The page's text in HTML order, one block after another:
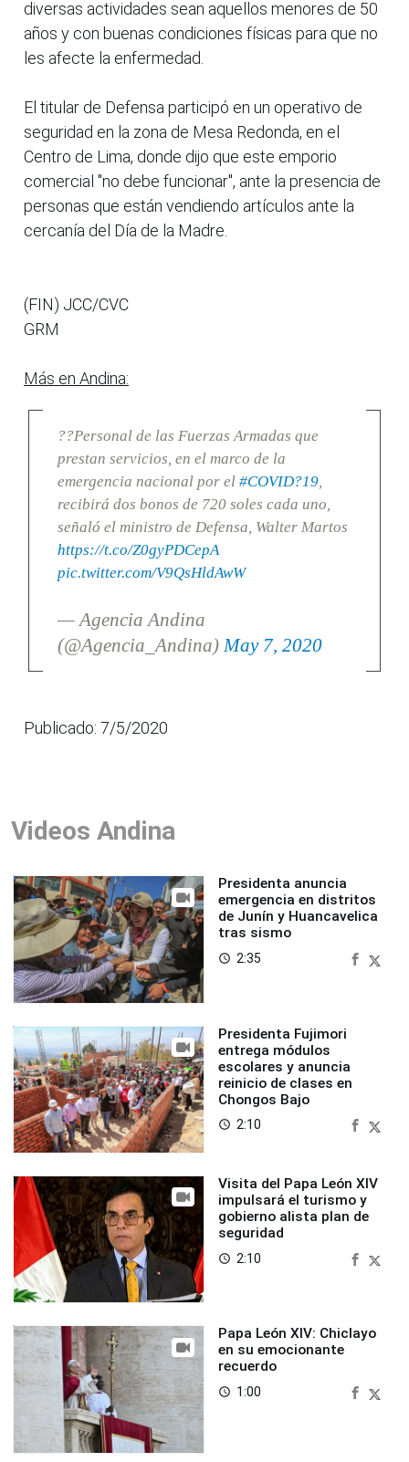
diversas actividades sean aquellos menores de 50
años y con buenas condiciones físicas para que no
les afecte la enfermedad.
El titular de Defensa participó en un operativo de
seguridad en la zona de Mesa Redonda, en el
Centro de Lima, donde dijo que este emporio
comercial "no debe funcionar", ante la presencia de
personas que están vendiendo artículos ante la
cercanía del Día de la Madre.
(FIN) JCC/CVC
GRM
Más en Andina:
??Personal de las Fuerzas Armadas que
prestan servicios, en el marco de la
emergencia nacional por el #COVID?19,
recibirá dos bonos de 720 soles cada uno,
señaló el ministro de Defensa, Walter Martos
https://t.co/Z0gyPDCepA
pic.twitter.com/V9QsHldAwW
— Agencia Andina
(@Agencia_Andina) May 7, 2020
Publicado: 7/5/2020
Videos Andina
Presidenta anuncia
emergencia en distritos
de Junín y Huancavelica
tras sismo
access_time 2:35
Presidenta Fujimori
entrega módulos
escolares y anuncia
reinicio de clases en
Chongos Bajo
access_time 2:10
Visita del Papa León XIV
impulsará el turismo y
gobierno alista plan de
seguridad
access_time 2:10
Papa León XIV: Chiclayo
en su emocionante
recuerdo
access_time 1:00